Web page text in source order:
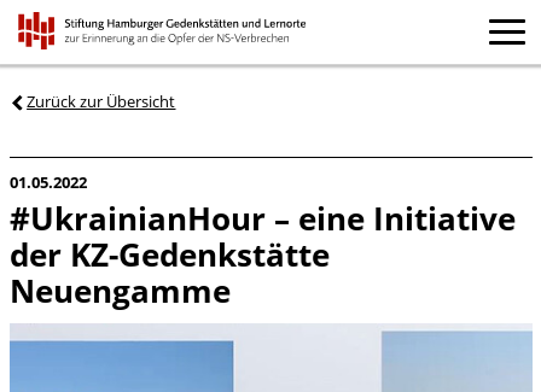
Zurück zur Übersicht
01.05.2022
#UkrainianHour – eine Initiative
der KZ-Gedenkstätte
Neuengamme